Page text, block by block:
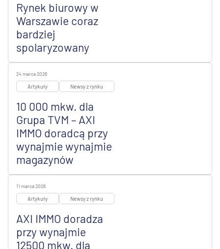
Rynek biurowy w
Warszawie coraz
bardziej
spolaryzowany
24 marca 2026
Artykuły Newsy z rynku
10 000 mkw. dla
Grupa TVM – AXI
IMMO doradcą przy
wynajmie wynajmie
magazynów
11 marca 2026
Artykuły Newsy z rynku
AXI IMMO doradza
przy wynajmie
12500 mkw. dla